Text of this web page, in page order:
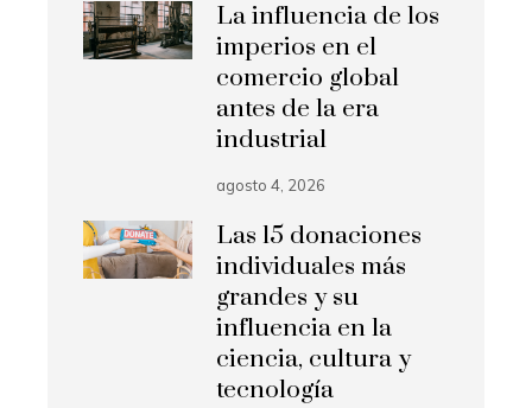
La influencia de los
imperios en el
comercio global
antes de la era
industrial
agosto 4, 2026
Las 15 donaciones
individuales más
grandes y su
influencia en la
ciencia, cultura y
tecnología